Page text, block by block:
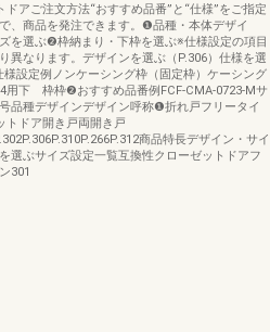
ドアご注文方法“おすすめ品番”と“仕様”をご指定
、商品を発注できます。❶品種・本体デザイ
を選ぶ❷枠納まり・下枠を選ぶ※仕様設定の項目
異なります。デザインを選ぶ（P.306）仕様を選
様設定例ノンケーシング枠（固定枠）ケーシング
用下 枠枠❷おすすめ品番例FCF-CMA-0723-Mサ
品種デザインデザイン呼称❶折れ戸フリータイ
トドア開き戸両開き戸
商品特長デザイン・サイ
選ぶサイズ設定一覧互換性クローゼットドアフ
301